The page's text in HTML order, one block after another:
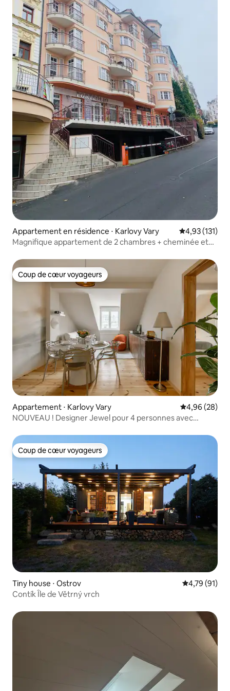
Appartement en résidence ⋅ Karlovy Vary Évaluation
4,93 (131)
Magnifique appartement de 2 chambres + cheminée et
Coup de cœur voyageurs
Coup de cœur voyageurs
Appartement ⋅ Karlovy Vary Évaluation
4,96 (28)
NOUVEAU ! Designer Jewel pour 4 personnes avec
Coup de cœur voyageurs
Coup de cœur voyageurs
Tiny house ⋅ Ostrov Évaluation
4,79 (91)
Contík Île de Větrný vrch